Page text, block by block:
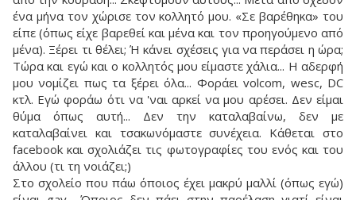
ένα μήνα τον χώρισε τον κολλητό μου. «Σε βαρέθηκα» του
είπε (όπως είχε βαρεθεί και μένα και τον προηγούμενο από
μένα). Ξέρει τι θέλει; Ή κάνει σχέσεις για να περάσει η ώρα;
Τώρα και εγώ και ο κολλητός μου είμαστε χάλια... Η αδερφή
μου νομίζει πως τα ξέρει όλα... Φοράει volcom, wesc, DC
κτλ. Εγώ φοράω ότι να 'ναι αρκεί να μου αρέσει. Δεν είμαι
θύμα όπως αυτή... Δεν την καταλαβαίνω, δεν με
καταλαβαίνει και τσακωνόμαστε συνέχεια. Κάθεται στο
facebook και σχολιάζει τις φωτογραφίες του ενός και του
άλλου (τι τη νοιάζει;)
Στο σχολείο που πάω όποιος έχει μακρύ μαλλί (όπως εγώ)